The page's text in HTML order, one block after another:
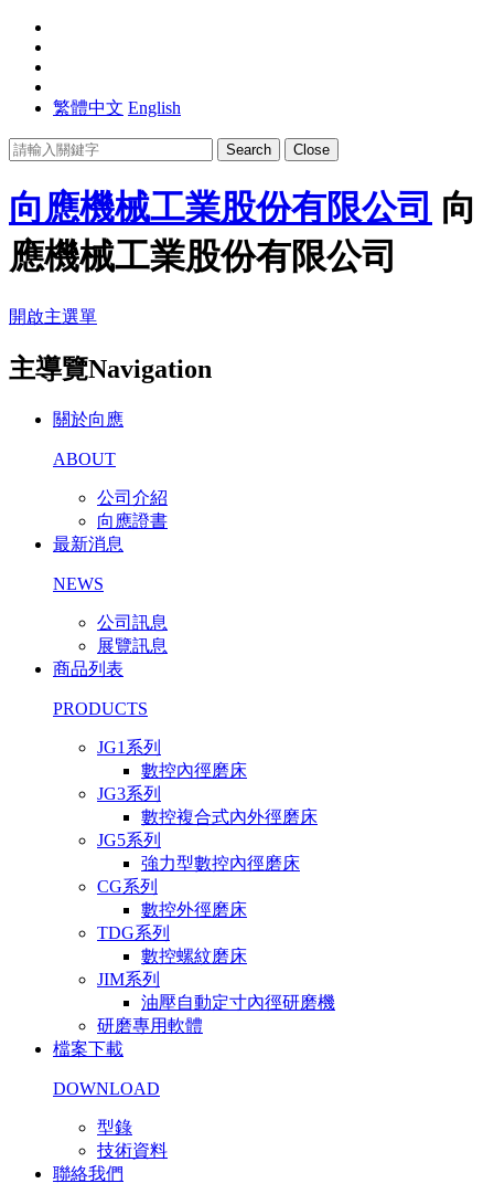
繁體中文 English
Search Close
向應機械工業股份有限公司 向
應機械工業股份有限公司
開啟主選單
主導覽Navigation
關於向應
ABOUT
公司介紹
向應證書
最新消息
NEWS
公司訊息
展覽訊息
商品列表
PRODUCTS
JG1系列
數控內徑磨床
JG3系列
數控複合式內外徑磨床
JG5系列
強力型數控內徑磨床
CG系列
數控外徑磨床
TDG系列
數控螺紋磨床
JIM系列
油壓自動定寸內徑研磨機
研磨專用軟體
檔案下載
DOWNLOAD
型錄
技術資料
聯絡我們